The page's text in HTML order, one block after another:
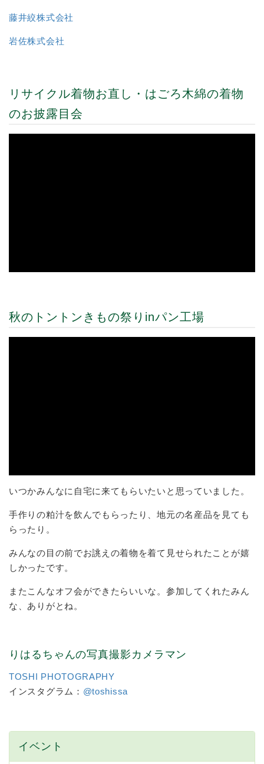
藤井絞株式会社
岩佐株式会社
リサイクル着物お直し・はごろ木綿の着物
のお披露目会
秋のトントンきもの祭りinパン工場
いつかみんなに自宅に来てもらいたいと思っていました。
手作りの粕汁を飲んでもらったり、地元の名産品を見ても
らったり。
みんなの目の前でお誂えの着物を着て見せられたことが嬉
しかったです。
またこんなオフ会ができたらいいな。参加してくれたみん
な、ありがとね。
りはるちゃんの写真撮影カメラマン
TOSHI PHOTOGRAPHY
インスタグラム： @toshissa
イベント